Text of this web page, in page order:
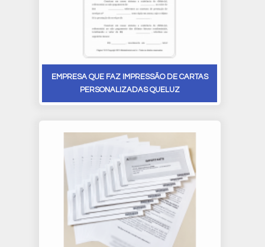
EMPRESA QUE FAZ IMPRESSÃO DE CARTAS
PERSONALIZADAS QUELUZ